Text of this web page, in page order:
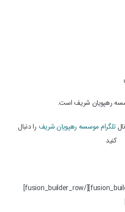
رهپویان شریف است.
تلگرام موسسه رهپویان شریف را دنبال
کنید
[/fusion_text][/fusion_builder_column][/fusion_builder_row]